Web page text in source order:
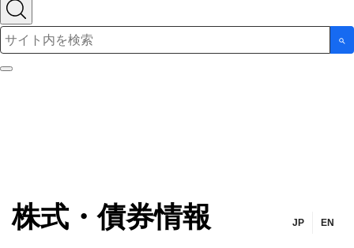
検索キーワード入力
株式・債券情報 JP EN